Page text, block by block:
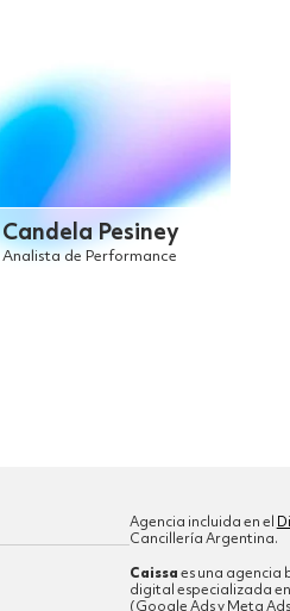
Candela Pesiney
Analista de Performance
Agencia incluida en el
Cancillería Argentina.
Caissa es una agencia
digital especializada
(Google Ads y Meta